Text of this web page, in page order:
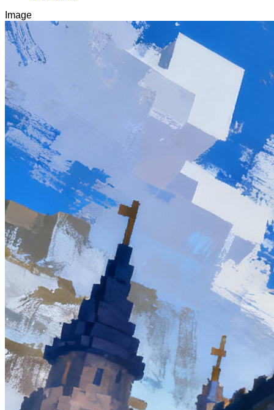
Image